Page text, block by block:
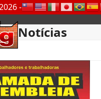
-
Notícias